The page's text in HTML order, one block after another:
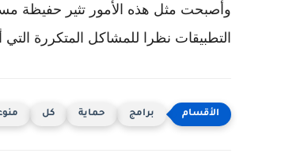
وأصبحت مثل هذه الأمور تثير حفيظة
التطبيقات نظرا للمشاكل المتكررة
برامج حماية كل